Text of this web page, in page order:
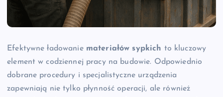
Efektywne ładowanie materiałów sypkich to kluczowy
element w codziennej pracy na budowie. Odpowiednio
dobrane procedury i specjalistyczne urządzenia
zapewniają nie tylko płynność operacji, ale również